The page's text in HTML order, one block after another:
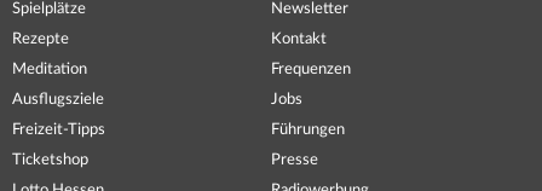
Spielplätze
Rezepte
Meditation
Ausflugsziele
Freizeit-Tipps
Ticketshop
Newsletter
Kontakt
Frequenzen
Jobs
Führungen
Presse